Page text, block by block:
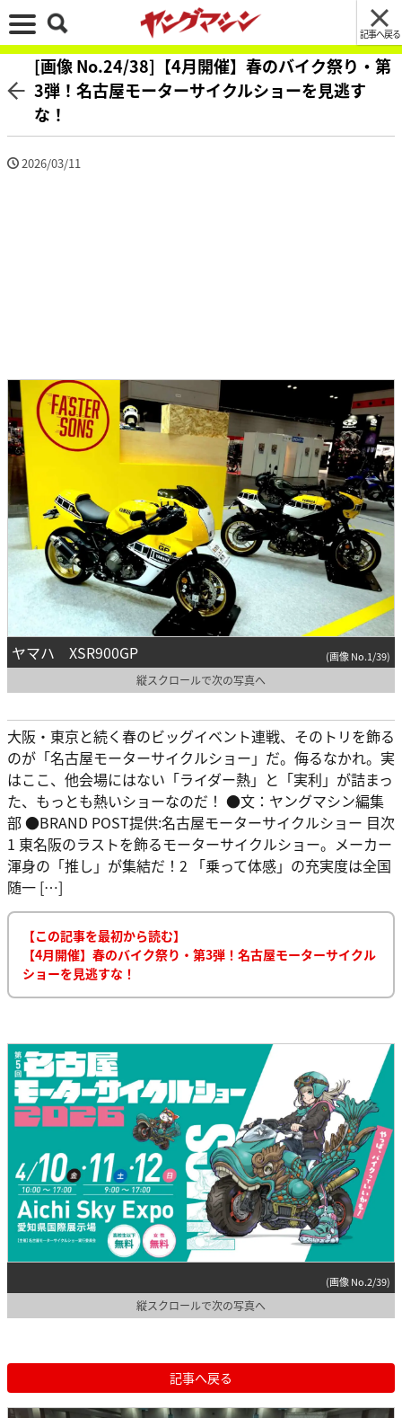
記事へ戻る
[画像 No.24/38]【4月開催】春のバイク祭り・第
3弾！名古屋モーターサイクルショーを見逃す
な！
2026/03/11
ヤマハ XSR900GP (画像 No.1/39)
縦スクロールで次の写真へ
大阪・東京と続く春のビッグイベント連戦、そのトリを飾る
のが「名古屋モーターサイクルショー」だ。侮るなかれ。実
はここ、他会場にはない「ライダー熱」と「実利」が詰まっ
た、もっとも熱いショーなのだ！ ●文：ヤングマシン編集
部 ●BRAND POST提供:名古屋モーターサイクルショー 目次
1 東名阪のラストを飾るモーターサイクルショー。メーカー
渾身の「推し」が集結だ！2 「乗って体感」の充実度は全国
随一 […]
【この記事を最初から読む】
【4月開催】春のバイク祭り・第3弾！名古屋モーターサイクル
ショーを見逃すな！
(画像 No.2/39)
縦スクロールで次の写真へ
記事へ戻る